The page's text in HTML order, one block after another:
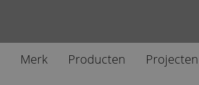
Merk Producten Projecten